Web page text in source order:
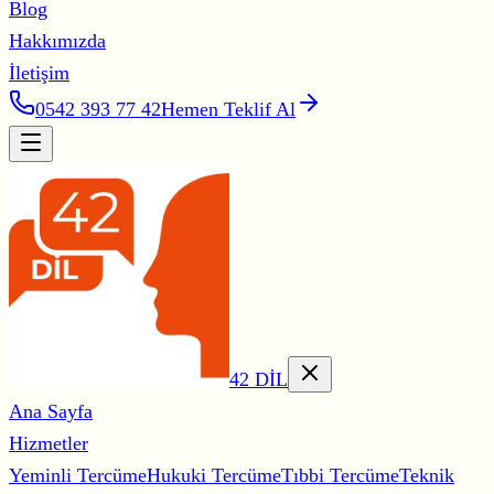
Blog
Hakkımızda
İletişim
0542 393 77 42Hemen Teklif Al
42 DİL
Ana Sayfa
Hizmetler
Yeminli TercümeHukuki TercümeTıbbi TercümeTeknik